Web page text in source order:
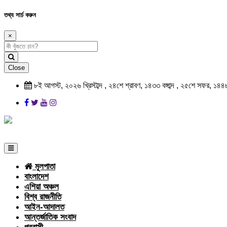
তথ্য সার্চ করুন
×
Close
৮ই আগস্ট, ২০২৬ খ্রিস্টাব্দ , ২৪শে শ্রাবণ, ১৪৩৩ বঙ্গাব্দ , ২৫শে সফর,
মূলপাতা
বাংলাদেশ
এশিয়া অঞ্চল
বিশ্ব রাজনীতি
আইন-আদালত
আন্তর্জাতিক সংবাদ